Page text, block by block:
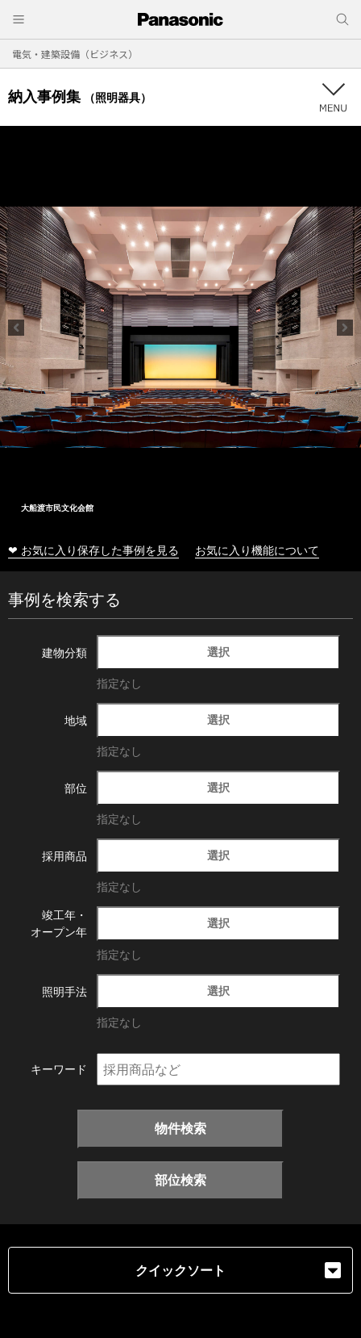
電気・建築設備（ビジネス）
納入事例集 （照明器具）
大船渡市民文化会館
❤ お気に入り保存した事例を見る お気に入り機能について
事例を検索する
建物分類 選択
指定なし
地域 選択
指定なし
部位 選択
指定なし
採用商品 選択
指定なし
竣工年・
オープン年
選択
指定なし
照明手法 選択
指定なし
キーワード
物件検索
部位検索
クイックソート